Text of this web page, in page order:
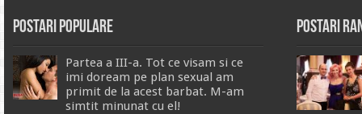
Postari Populare
Partea a III-a. Tot ce visam si ce
imi doream pe plan sexual am
primit de la acest barbat. M-am
simtit minunat cu el!
Postari